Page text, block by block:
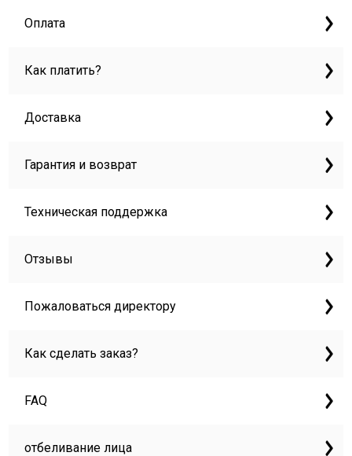
Оплата
Как платить?
Доставка
Гарантия и возврат
Техническая поддержка
Отзывы
Пожаловаться директору
Как сделать заказ?
FAQ
отбеливание лица